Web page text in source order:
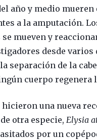
año y medio mueren
a la amputación.
se mueven y
desde varios
separación de la
cuerpo regenera
una nueva
otra especie, Elysia
por un